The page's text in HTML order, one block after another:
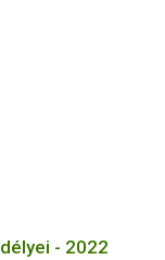
- 2022